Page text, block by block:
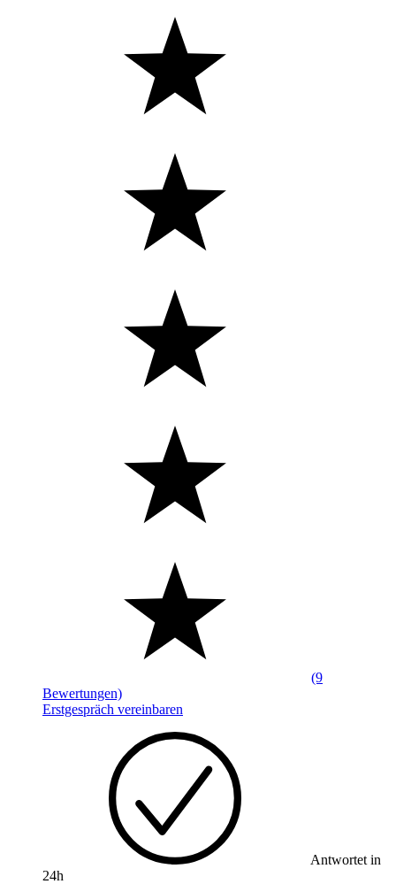
(9
Bewertungen)
Erstgespräch vereinbaren
Antwortet in
24h